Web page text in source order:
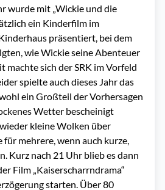
wurde mit „Wickie und die
ein Kinderfilm im
präsentiert, bei dem
wie Wickie seine Abenteuer
machte sich der SRK im Vorfeld
spielte auch dieses Jahr das
ein Großteil der Vorhersagen
Wetter bescheinigt
kleine Wolken über
für mehrere, wenn auch kurze,
Kurz nach 21 Uhr blieb es dann
Film „Kaiserscharrndrama“
starten. Über 80